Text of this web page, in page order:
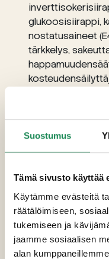
Suostumus
Tämä sivusto käyttää
Käytämme evästeitä
räätälöimiseen,
tukemiseen ja
jaamme sosiaalisen
alan
glukoosisiirappi,
nostatusaineet
tärkkelys,
E471, E322),
E211), aromi
E100).
Pakkauskoot
Ravintosisältö
Lisätiedot